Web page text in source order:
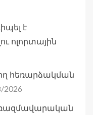
է
ոլորտային
հեռարձակման
2026